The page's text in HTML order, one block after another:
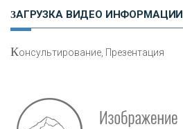
ЗАГРУЗКА ВИДЕО ИНФОРМАЦИИ
Консультирование, Презентация